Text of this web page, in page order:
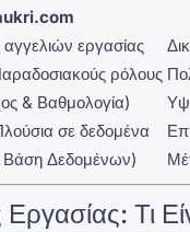
εργασίας
ρόλους
& Βαθμολογία)
σε δεδομένα
Δεδομένων)
Τι